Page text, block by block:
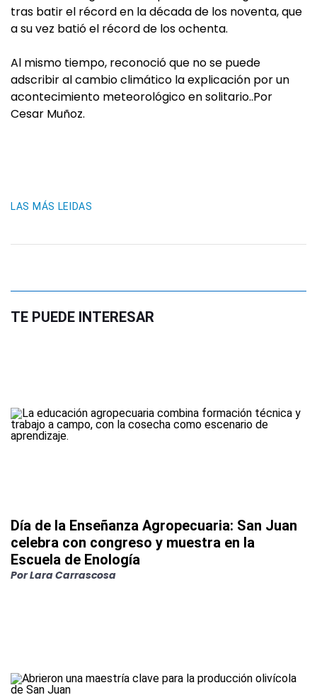
tras batir el récord en la década de los noventa, que
a su vez batió el récord de los ochenta.
Al mismo tiempo, reconoció que no se puede
adscribir al cambio climático la explicación por un
acontecimiento meteorológico en solitario..Por
Cesar Muñoz.
LAS MÁS LEIDAS
TE PUEDE INTERESAR
Día de la Enseñanza Agropecuaria: San Juan
celebra con congreso y muestra en la
Escuela de Enología
PorLara Carrascosa